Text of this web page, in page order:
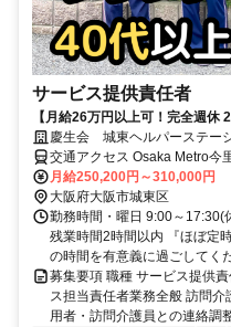
サービス提供責任者
【月給26万円以上可！完全週休
提供責任者（大阪市城東区）
慶生会 城東ヘルパーステー
交通アクセス Osaka Metro今
分
月給250,200円～310,000円
大阪府大阪市城東区
勤務時間・曜日 9:00～
残業時間2時間以内 『ほぼ定
の時間を有意義に過ごしてく
募集要項 職種 サービス提供
ス担当責任者業務全般 訪問
用者・訪問介護員との連絡調